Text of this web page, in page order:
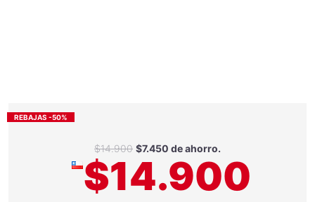
REBAJAS -50%
$14.900 $7.450 de ahorro.
$14.900